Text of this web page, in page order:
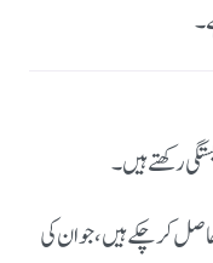
رکھتے ہیں۔
کر چکے ہیں، جو ان کی